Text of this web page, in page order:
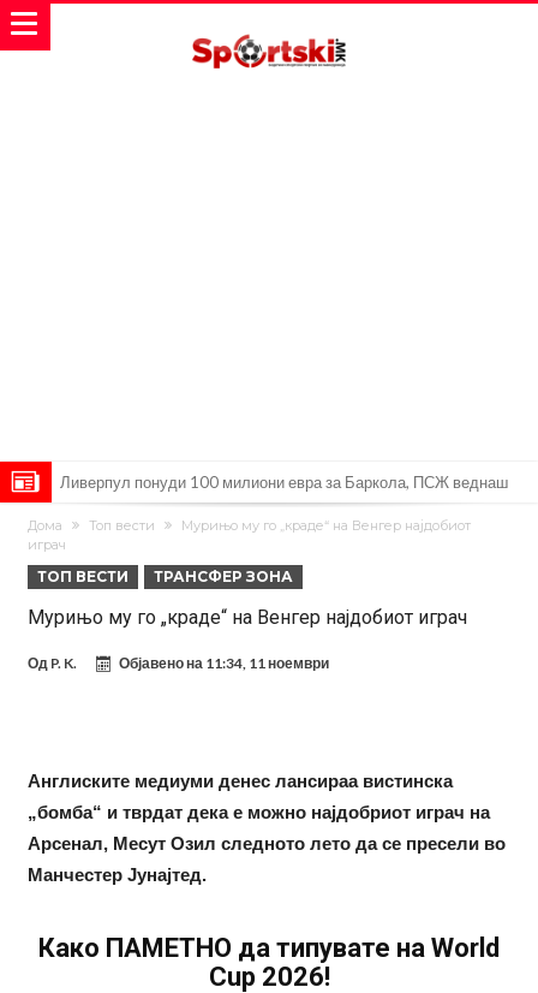
Ливерпул понуди 100 милиони евра за Баркола, ПСЖ веднаш
побара уште 50 милиони
Јувентус се насочил кон напаѓач на Манчестер Јунајтед
Модриќ откри што го натерало да остане во Милан
Стотици навивачи го пречекаа Салах во Истанбул
“А”
Лукаку бара нов клуб
Тотенхем започна преговори со Гакпо
Дома Топ вести
Мурињо му го „краде“ на Венгер најдобиот
играч
ТОП ВЕСТИ ТРАНСФЕР ЗОНА
Мурињо му го „краде“ на Венгер најдобиот играч
Од P. K. Објавено на 11:34, 11 ноември
Англиските медиуми денес лансираа вистинска
„бомба“ и тврдат дека е можно најдобриот играч на
Арсенал, Месут Озил следното лето да се пресели во
Манчестер Јунајтед.
Како ПАМЕТНО да типувате на World
Cup 2026!